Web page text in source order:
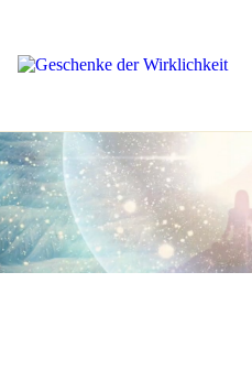
CHANNELING
AUSBILDUNG
MARTINA
GESCHENKE